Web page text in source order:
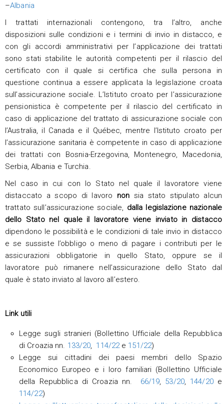
–Albania
I trattati internazionali contengono, tra l’altro, anche
disposizioni sulle condizioni e i termini di invio in distacco, e
con gli accordi amministrativi per l’applicazione dei trattati
sono stati stabilite le autorità competenti per il rilascio del
certificato con il quale si certifica che sulla persona in
questione continua a essere applicata la legislazione croata
sull’assicurazione sociale. L’Istituto croato per l’assicurazione
pensionistica è competente per il rilascio del certificato in
caso di applicazione del trattato di assicurazione sociale con
l’Australia, il Canada e il Québec, mentre l’Istituto croato per
l’assicurazione sanitaria è competente in caso di applicazione
dei trattati con Bosnia-Erzegovina, Montenegro, Macedonia,
Serbia, Albania e Turchia.
Nel caso in cui con lo Stato nel quale il lavoratore viene
distaccato a scopo di lavoro non sia stato stipulato alcun
trattato sull’assicurazione sociale, dalla legislazione nazionale
dello Stato nel quale il lavoratore viene inviato in distacco
dipendono le possibilità e le condizioni di tale invio in distacco
e se sussiste l’obbligo o meno di pagare i contributi per le
assicurazioni obbligatorie in quello Stato, oppure se il
lavoratore può rimanere nell’assicurazione dello Stato dal
quale è stato inviato al lavoro all’estero.
Link utili
Legge sugli stranieri (Bollettino Ufficiale della Repubblica
di Croazia nn. 133/20, 114/22e 151/22)
Legge sui cittadini dei paesi membri dello Spazio
Economico Europeo e i loro familiari (Bollettino Ufficiale
della Repubblica di Croazia nn.
66/19, 53/20, 144/20e
114/22)